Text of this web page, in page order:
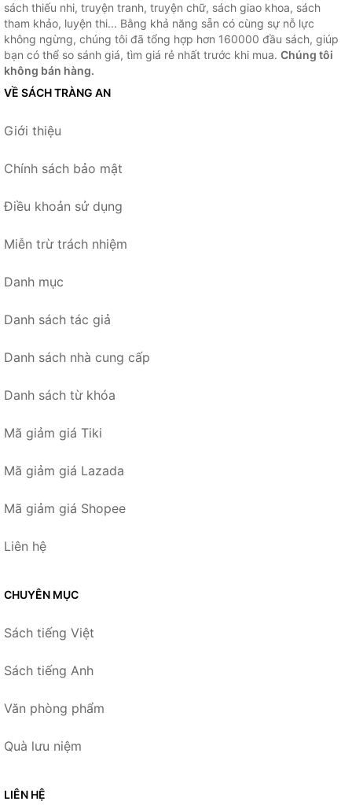
sách thiếu nhi, truyện tranh, truyện chữ, sách giao khoa, sách
tham khảo, luyện thi... Bằng khả năng sẵn có cùng sự nỗ lực
không ngừng, chúng tôi đã tổng hợp hơn 160000 đầu sách, giúp
bạn có thể so sánh giá, tìm giá rẻ nhất trước khi mua. Chúng tôi
không bán hàng.
VỀ SÁCH TRÀNG AN
Giới thiệu
Chính sách bảo mật
Điều khoản sử dụng
Miễn trừ trách nhiệm
Danh mục
Danh sách tác giả
Danh sách nhà cung cấp
Danh sách từ khóa
Mã giảm giá Tiki
Mã giảm giá Lazada
Mã giảm giá Shopee
Liên hệ
CHUYÊN MỤC
Sách tiếng Việt
Sách tiếng Anh
Văn phòng phẩm
Quà lưu niệm
LIÊN HỆ